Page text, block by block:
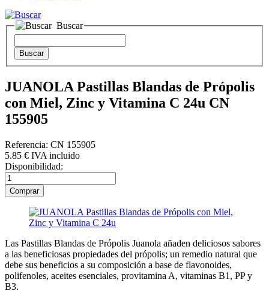
Buscar
JUANOLA Pastillas Blandas de Própolis
con Miel, Zinc y Vitamina C 24u CN
155905
Referencia: CN 155905
5.85 € IVA incluido
Disponibilidad:
Las Pastillas Blandas de Própolis Juanola añaden deliciosos sabores
a las beneficiosas propiedades del própolis; un remedio natural que
debe sus beneficios a su composición a base de flavonoides,
polifenoles, aceites esenciales, provitamina A, vitaminas B1, PP y
B3.